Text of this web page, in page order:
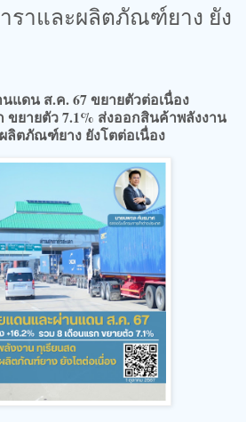
ราและผลิตภัณฑ์ยาง ยัง
แดน ส.ค. 67 ขยายตัวต่อเนื่อง
ขยายตัว 7.1% ส่งออกสินค้าพลังงาน
ลิตภัณฑ์ยาง ยังโตต่อเนื่อง